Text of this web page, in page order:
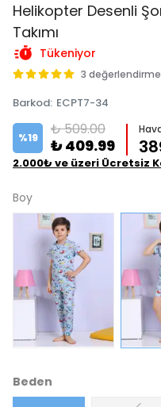
Helikopter Desenli
Takımı
Tükeniyor
3 değerlendirme
Barkod: ECPT7-34
%19 ₺ 509.00
₺ 409.99
2.000₺ ve üzeri Ücretsiz
Boy
Beden